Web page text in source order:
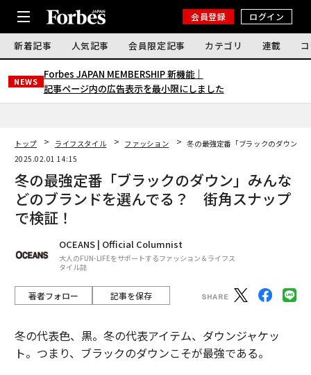
会員登録 ログイン
新着記事 人気記事 会員限定記事 カテゴリ 連載
NEWS
Forbes JAPAN MEMBERSHIP 新機能｜
記事ページ内の広告表示を最小限にしました
トップ ライフスタイル ファッション
冬の最強定番「ブラックのダウン
2025.02.01 14:15
冬の最強定番「ブラックのダウン」みんな
どのブランドを選んでる？ 街角スナップ
で検証！
OCEANS | Official Columnist
大人のFUN-LIFEをサポートするファッション＆ライフス
タイル誌
著者フォロー 記事を保存
冬の代表色、黒。冬の代表アイテム、ダウンジャケッ
ト。つまり、ブラックのダウンこそが最強である。